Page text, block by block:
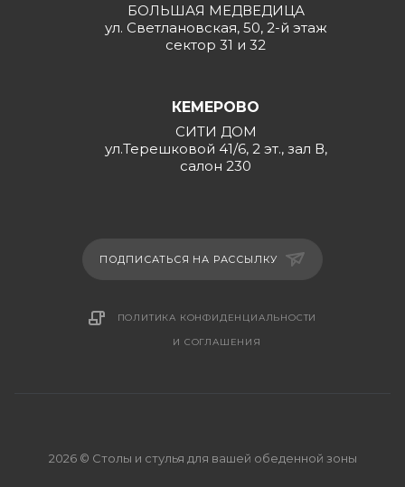
БОЛЬШАЯ МЕДВЕДИЦА
ул. Светлановская, 50, 2-й этаж
сектор 31 и 32
КЕМЕРОВО
СИТИ ДОМ
ул.Терешковой 41/6, 2 эт., зал В,
салон 230
ПОДПИСАТЬСЯ НА РАССЫЛКУ
ПОЛИТИКА КОНФИДЕНЦИАЛЬНОСТИ
И СОГЛАШЕНИЯ
2026 © Столы и стулья для вашей обеденной зоны